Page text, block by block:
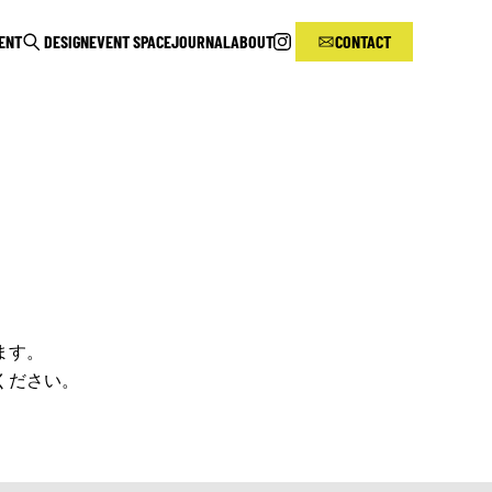
DESIGNEVENT SPACEJOURNAL ABOUT CONTACT
。
さい。